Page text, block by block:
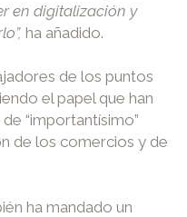
en digitalización y
ha añadido.
de los puntos
el papel que han
“importantísimo”
de los comercios y de
ha mandado un